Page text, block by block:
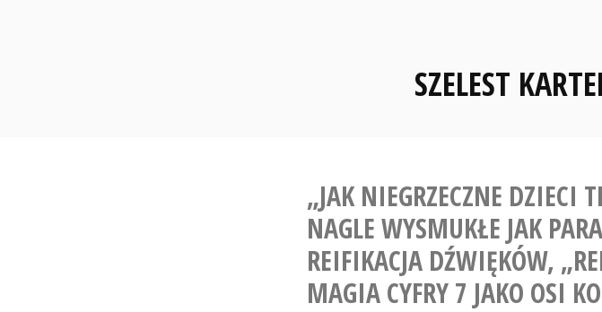
SZELEST
„JAK NIEGRZECZNE DZIECI
NAGLE WYSMUKŁE JAK
REIFIKACJA DŹWIĘKÓW,
MAGIA CYFRY 7 JAKO OSI